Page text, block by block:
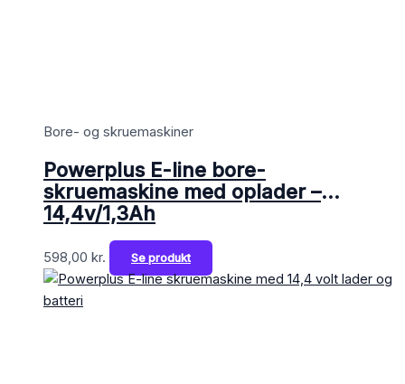
Bore- og skruemaskiner
Powerplus E-line bore-
skruemaskine med oplader –
14,4v/1,3Ah
598,00 kr. Se produkt